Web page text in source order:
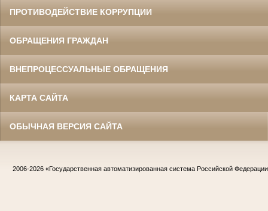
ПРОТИВОДЕЙСТВИЕ КОРРУПЦИИ
ОБРАЩЕНИЯ ГРАЖДАН
ВНЕПРОЦЕССУАЛЬНЫЕ ОБРАЩЕНИЯ
КАРТА САЙТА
ОБЫЧНАЯ ВЕРСИЯ САЙТА
2006-2026 «Государственная автоматизированная система Российской